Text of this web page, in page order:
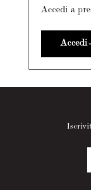
Accedi a
Accedi